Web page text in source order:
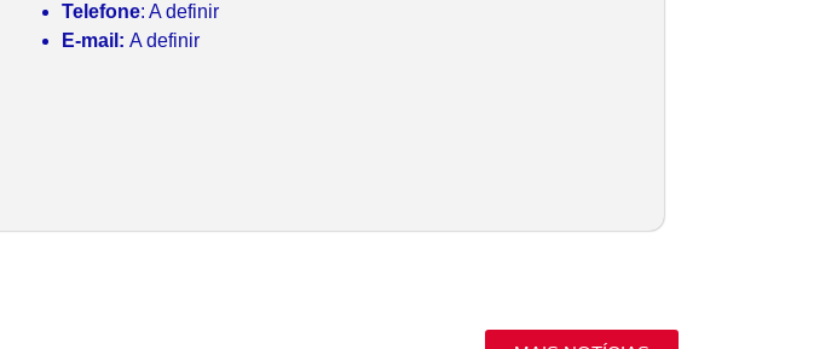
Telefone: A definir
E-mail: A definir